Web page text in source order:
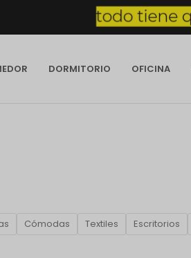
DORMITORIO OFICINA
Cómodas Textiles Escritorios